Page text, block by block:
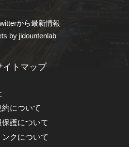
から最新情報
by jidountenlab
イトマップ
について
護について
クについて